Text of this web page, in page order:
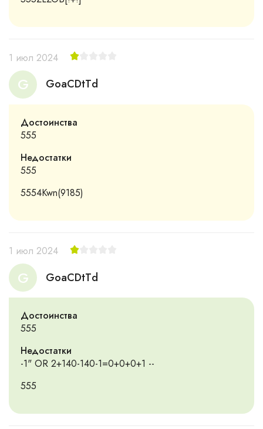
G GoaCDtTd
1 июл 2024
Достоинства
555
Недостатки
555
5554Kwn(9185)
G GoaCDtTd
1 июл 2024
Достоинства
555
Недостатки
-1" OR 2+140-140-1=0+0+0+1 --
555